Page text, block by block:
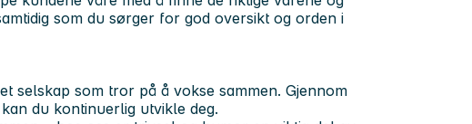
som du sørger for god oversikt og orden i
selskap som tror på å vokse sammen. Gjennom
du kontinuerlig utvikle deg.